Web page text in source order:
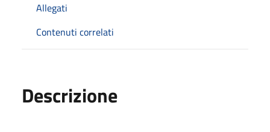
Allegati
Contenuti correlati
Descrizione